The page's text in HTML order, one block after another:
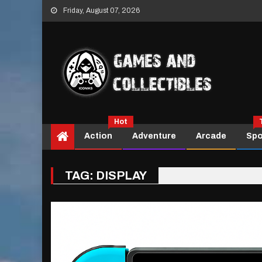
Skip
to
Friday, August 07, 2026
Action
Hot
Adventure Arcade
TAG: DISPLAY